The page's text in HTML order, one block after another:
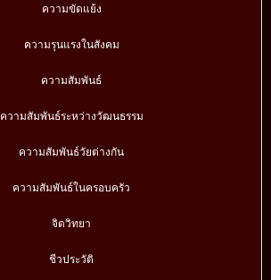
ความขัดแย้ง
ความรุนแรงในสังคม
ความสัมพันธ์
ความสัมพันธ์ระหว่างวัฒนธรรม
ความสัมพันธ์วัยต่างกัน
ความสัมพันธ์ในครอบครัว
จิตวิทยา
ชีวประวัติ